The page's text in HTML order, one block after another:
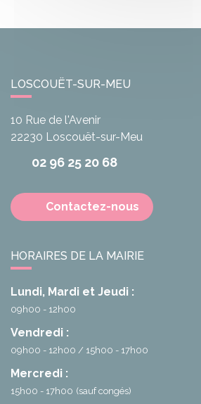
LOSCOUËT-SUR-MEU
10 Rue de l'Avenir
22230 Loscouët-sur-Meu
02 96 25 20 68
Contactez-nous
HORAIRES DE LA MAIRIE
Lundi, Mardi et Jeudi :
09h00 - 12h00
Vendredi :
09h00 - 12h00 15h00 - 17h00
Mercredi :
15h00 - 17h00 (sauf congés)